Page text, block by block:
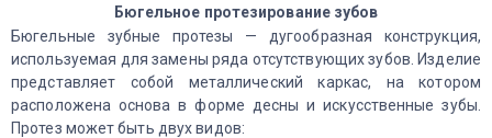
Бюгельное протезирование зубов
Бюгельные зубные протезы — дугообразная конструкция,
используемая для замены ряда отсутствующих зубов. Изделие
представляет собой металлический каркас, на котором
расположена основа в форме десны и искусственные зубы.
Протез может быть двух видов: